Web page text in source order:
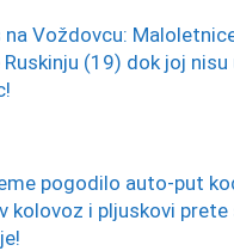
na Voždovcu:
(19) dok joj nisu
pogodilo auto-put
kolovoz i pljuskovi